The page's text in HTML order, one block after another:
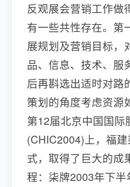
反观展会营销工作做
有一些共性存在。第
展规划及营销目标，
品、信息、技术、服
后再斟选出适时对路
策划的角度考虑资源
第12届北京中国国际
(CHIC2004)上，福
式，取得了巨大的成
程：柒牌2003年下